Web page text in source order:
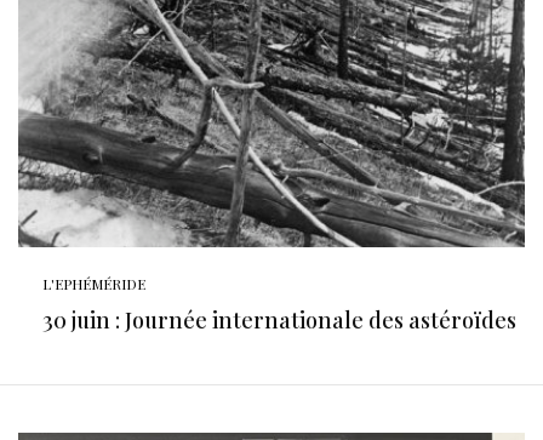
L'EPHÉMÉRIDE
30 juin : Journée internationale des astéroïdes